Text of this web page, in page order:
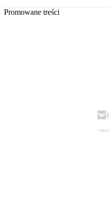
Promowane treści